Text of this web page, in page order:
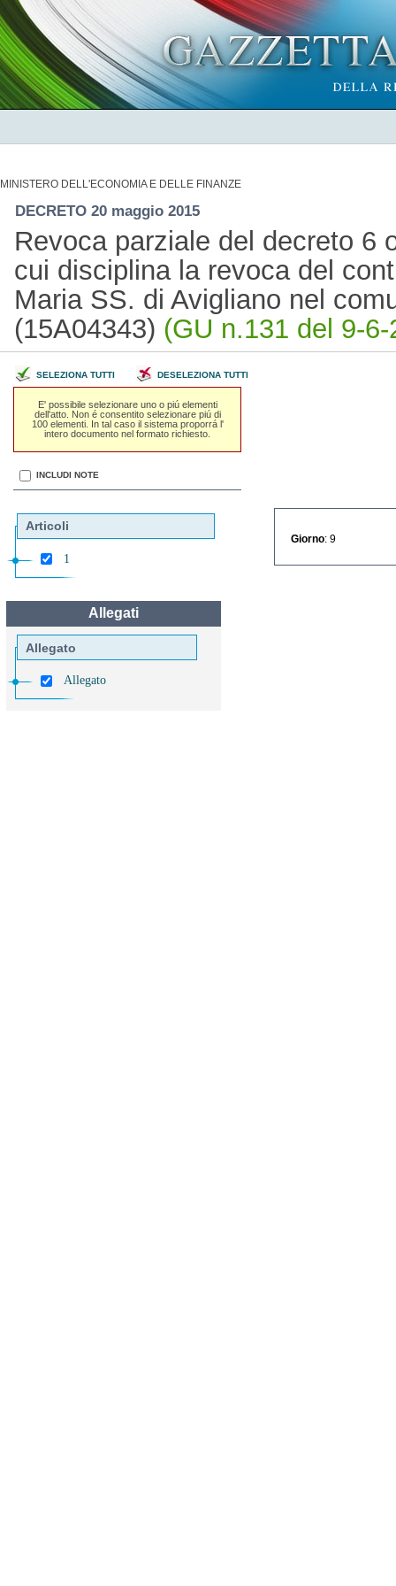
MINISTERO DELL'ECONOMIA E DELLE FINANZE
DECRETO 20 maggio 2015
Revoca parziale del decreto 6
cui disciplina la revoca del
Maria SS. di Avigliano nel
(15A04343) (GU n.131 del 9-
SELEZIONA TUTTI DESELEZIONA TUTTI
E' possibile selezionare uno o piú elementi
dell'atto. Non é consentito selezionare piú di
100 elementi. In tal caso il sistema proporrá l'
intero documento nel formato richiesto.
INCLUDI NOTE
Articoli
1
Allegati
Allegato
Allegato
Giorno : 9